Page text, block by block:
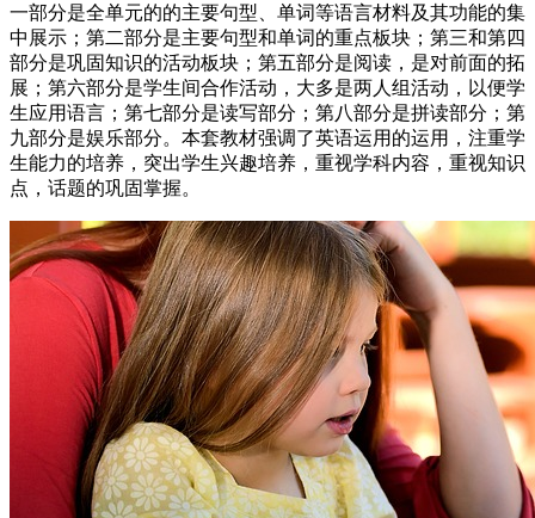
一部分是全单元的的主要句型、单词等语言材料及其功能的集
中展示；第二部分是主要句型和单词的重点板块；第三和第四
部分是巩固知识的活动板块；第五部分是阅读，是对前面的拓
展；第六部分是学生间合作活动，大多是两人组活动，以便学
生应用语言；第七部分是读写部分；第八部分是拼读部分；第
九部分是娱乐部分。本套教材强调了英语运用的运用，注重学
生能力的培养，突出学生兴趣培养，重视学科内容，重视知识
点，话题的巩固掌握。